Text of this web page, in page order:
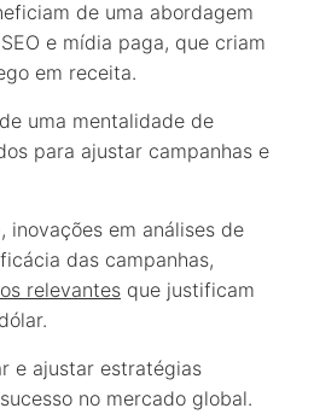
de uma abordagem
e mídia paga, que criam
em receita.
uma mentalidade de
para ajustar campanhas e
, inovações em análises de
das campanhas,
relevantes que justificam
e ajustar estratégias
no mercado global.